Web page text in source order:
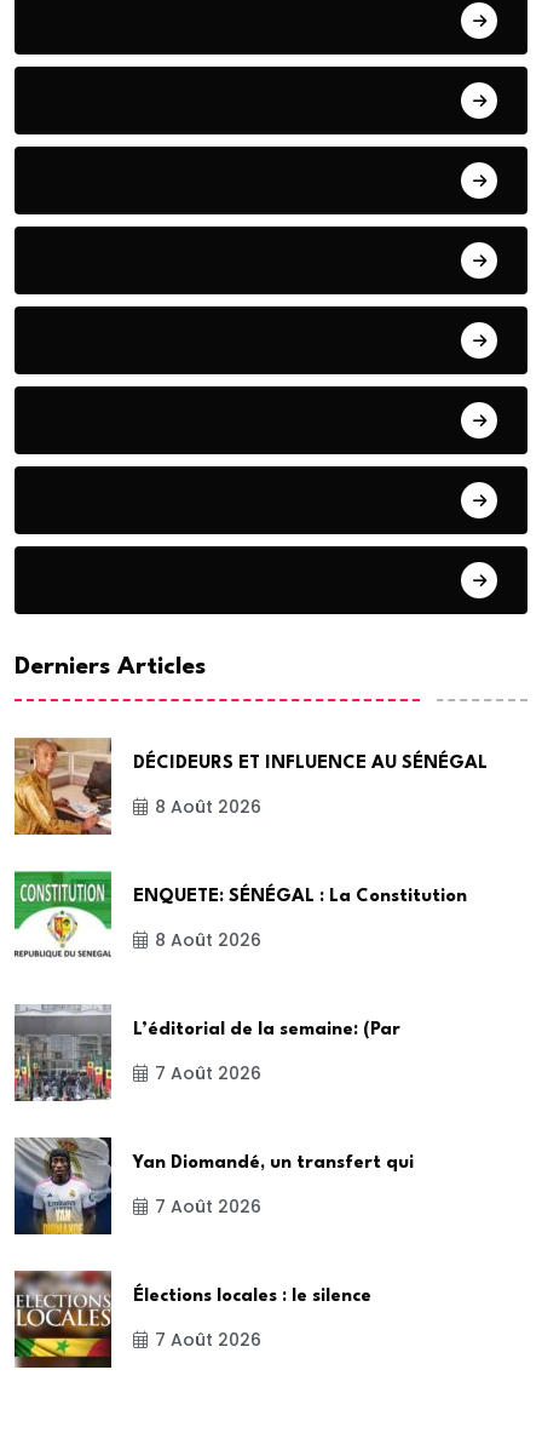
Derniers Articles
DÉCIDEURS ET INFLUENCE AU SÉNÉGAL
8 Août 2026
ENQUETE: SÉNÉGAL : La Constitution
8 Août 2026
L’éditorial de la semaine: (Par
7 Août 2026
Yan Diomandé, un transfert qui
7 Août 2026
Élections locales : le silence
7 Août 2026